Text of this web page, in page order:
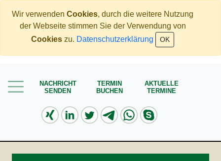
Wir verwenden Cookies, durch die weitere Nutzung
der Webseite stimmen Sie der Verwendung von
Cookies zu. Datenschutzerklärung OK
NACHRICHT
SENDEN
TERMIN
BUCHEN
AKTUELLE
TERMINE
Mehr Geld verdienen
Meine Angebote